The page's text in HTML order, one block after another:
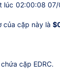
lúc 02:00:08
của cặp này là
cặp EDRC.